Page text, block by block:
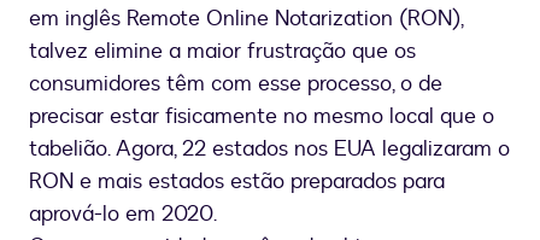
em inglês Remote Online Notarization (RON),
talvez elimine a maior frustração que os
consumidores têm com esse processo, o de
precisar estar fisicamente no mesmo local que o
tabelião. Agora, 22 estados nos EUA legalizaram o
RON e mais estados estão preparados para
aprová-lo em 2020.